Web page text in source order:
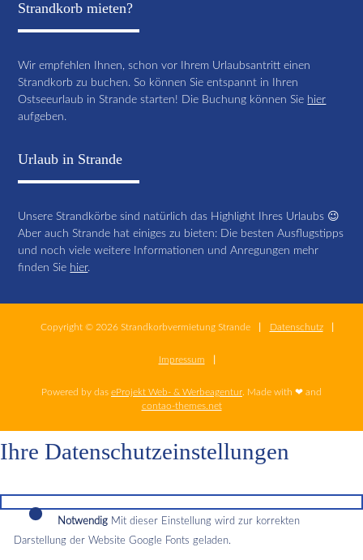
Strandkorb mieten?
Wir empfehlen Ihnen, schon vor Ihrem Urlaubsantritt einen
Strandkorb zu buchen. So können Sie entspannt in Ihren
Ostseeurlaub in Strande starten! Die Buchung können Sie hier
aufgeben.
Urlaub in Strande
Unsere Strandkörbe sind natürlich das Highlight Ihres Urlaubs 😉
Aber auch Strande hat einiges zu bieten: Die besten Ausflugstipps
und noch viele weitere Informationen und Anregungen mehr
finden Sie hier.
Copyright © 2026 Strandkorbvermietung Strande Datenschutz
Impressum
Powered by das eProjekt Web- & Werbeagentur. Made with ❤ and
contao-themes.net
Ihre Datenschutzeinstellungen
Notwendig Mit dieser Einstellung wird zur korrekten
Darstellung der Website Google Fonts geladen.